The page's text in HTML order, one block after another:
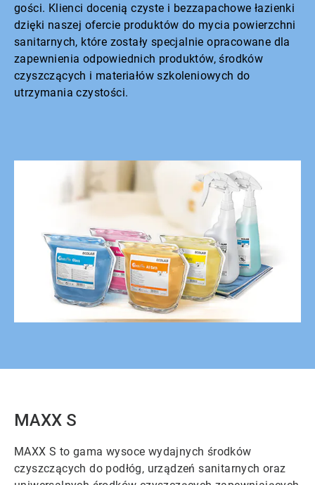
gości. Klienci docenią czyste i bezzapachowe łazienki
dzięki naszej ofercie produktów do mycia powierzchni
sanitarnych, które zostały specjalnie opracowane dla
zapewnienia odpowiednich produktów, środków
czyszczących i materiałów szkoleniowych do
utrzymania czystości.
MAXX S
MAXX S to gama wysoce wydajnych środków
czyszczących do podłóg, urządzeń sanitarnych oraz